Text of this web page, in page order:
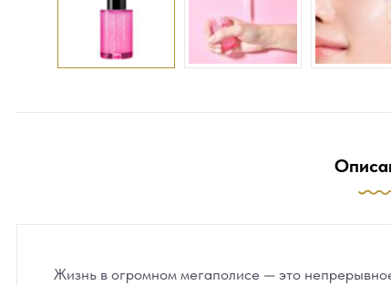
Жизнь в огромном мегаполисе — это